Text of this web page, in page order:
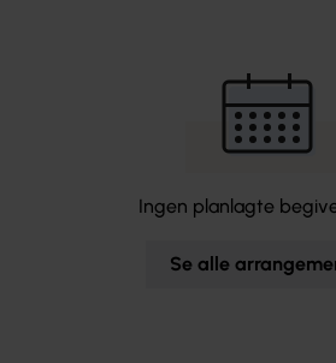
Ingen planlagte
Se alle